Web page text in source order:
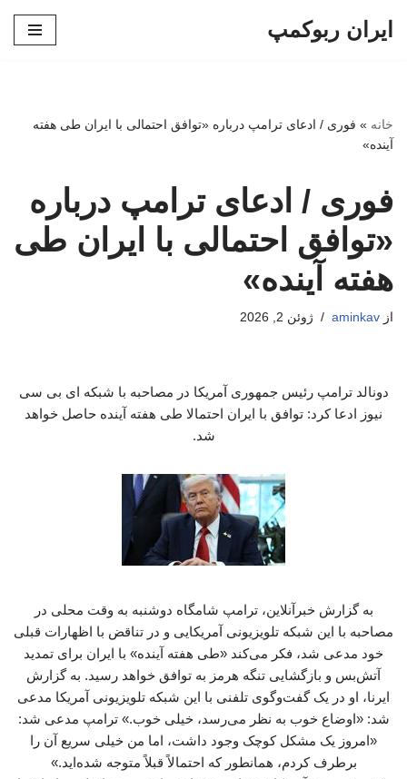
ایران ربوکمپ
خانه » فوری / ادعای ترامپ درباره «توافق احتمالی با ایران طی هفته
آینده»
فوری / ادعای ترامپ درباره
«توافق احتمالی با ایران طی
هفته آینده»
از aminkav ژوئن 2, 2026
دونالد ترامپ رئیس جمهوری آمریکا در مصاحبه با شبکه ای بی سی
نیوز ادعا کرد: توافق با ایران احتمالا طی هفته آینده حاصل خواهد
شد.
به گزارش خبرآنلاین، ترامپ شامگاه دوشنبه به وقت محلی در
مصاحبه با این شبکه تلویزیونی آمریکایی و در تناقض با اظهارات قبلی
خود مدعی شد، فکر می‌کند «طی هفته آینده» با ایران برای تمدید
آتش‌بس و بازگشایی تنگه هرمز به توافق خواهد رسید. به گزارش
ایرنا، او در یک گفت‌وگوی تلفنی با این شبکه تلویزیونی آمریکا مدعی
شد: «اوضاع خوب به نظر می‌رسد، خیلی خوب.» ترامپ مدعی شد:
«امروز یک مشکل کوچک وجود داشت، اما من خیلی سریع آن را
برطرف کردم، همانطور که احتمالاً قبلاً متوجه شده‌اید.»